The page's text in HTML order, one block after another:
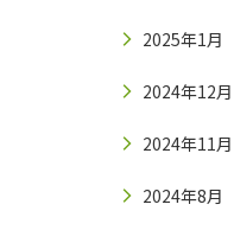
2025年1月
2024年12月
2024年11月
2024年8月